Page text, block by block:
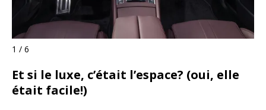
1 / 6
Et si le luxe, c’était l’espace? (oui, elle
était facile!)